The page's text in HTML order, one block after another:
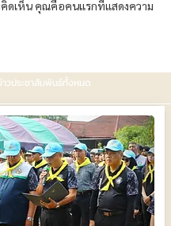
ดเห็น คุณคือคนแรกที่แสดงความ
าวประชาสัมพันธ์ทั้งหมด